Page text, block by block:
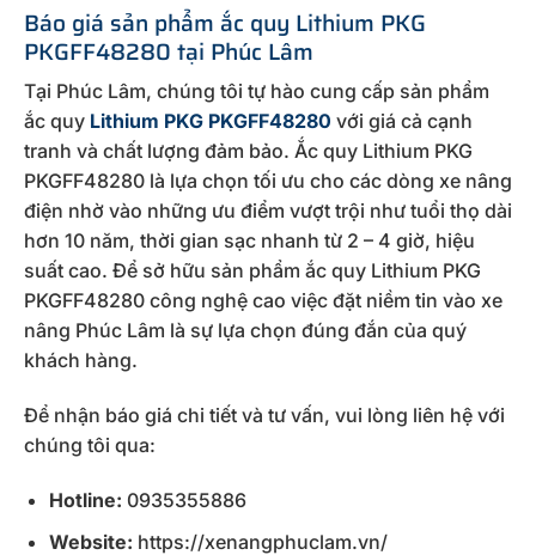
Báo giá sản phẩm ắc quy Lithium PKG
PKGFF48280 tại Phúc Lâm
Tại Phúc Lâm, chúng tôi tự hào cung cấp sản phẩm
ắc quy Lithium PKG PKGFF48280 với giá cả cạnh
tranh và chất lượng đảm bảo. Ắc quy Lithium PKG
PKGFF48280 là lựa chọn tối ưu cho các dòng xe nâng
điện nhờ vào những ưu điểm vượt trội như tuổi thọ dài
hơn 10 năm, thời gian sạc nhanh từ 2 – 4 giờ, hiệu
suất cao. Để sở hữu sản phẩm ắc quy Lithium PKG
PKGFF48280 công nghệ cao việc đặt niềm tin vào xe
nâng Phúc Lâm là sự lựa chọn đúng đắn của quý
khách hàng.
Để nhận báo giá chi tiết và tư vấn, vui lòng liên hệ với
chúng tôi qua:
Hotline: 0935355886
Website: https://xenangphuclam.vn/